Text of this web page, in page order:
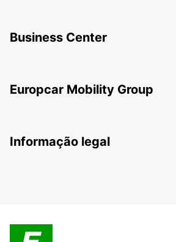
Business Center
Europcar Mobility Group
Informação legal